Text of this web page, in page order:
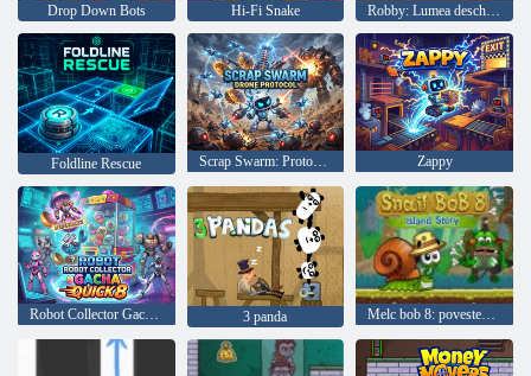
Drop Down Bots Hi-Fi Snake Robby: Lumea deschisă
Foldline Rescue Scrap Swarm: Protocolul dronei Zappy
Robot Collector Gacha Quick 8 3 panda Melc bob 8: povestea insulei